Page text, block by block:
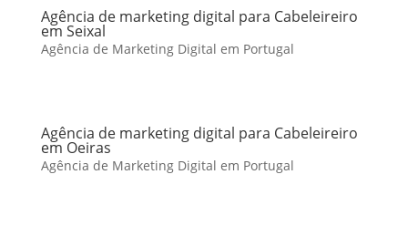
Agência de marketing digital para Cabeleireiro
em Seixal
Agência de Marketing Digital em Portugal
Agência de marketing digital para Cabeleireiro
em Oeiras
Agência de Marketing Digital em Portugal